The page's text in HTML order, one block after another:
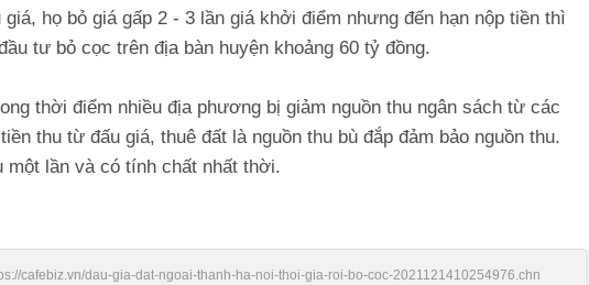
họ bỏ giá gấp 2 - 3 lần giá khởi điểm nhưng đến hạn nộp tiền thì
tư bỏ cọc trên địa bàn huyện khoảng 60 tỷ đồng.
thời điểm nhiều địa phương bị giảm nguồn thu ngân sách từ các
thu từ đấu giá, thuê đất là nguồn thu bù đắp đảm bảo nguồn thu.
một lần và có tính chất nhất thời.
cafebiz.vn/dau-gia-dat-ngoai-thanh-ha-noi-thoi-gia-roi-bo-coc-2021121410254976.chn